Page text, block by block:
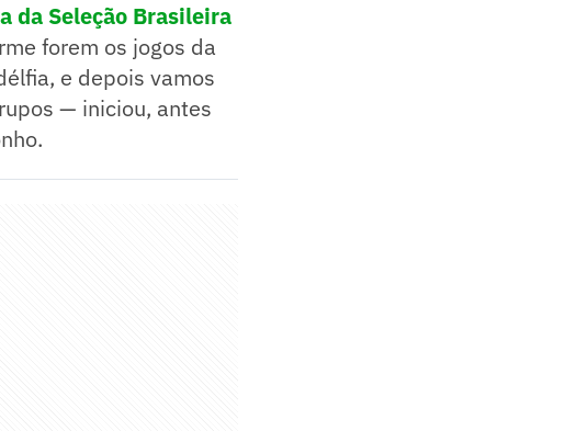
da Seleção Brasileira
forem os jogos da
e depois vamos
— iniciou, antes